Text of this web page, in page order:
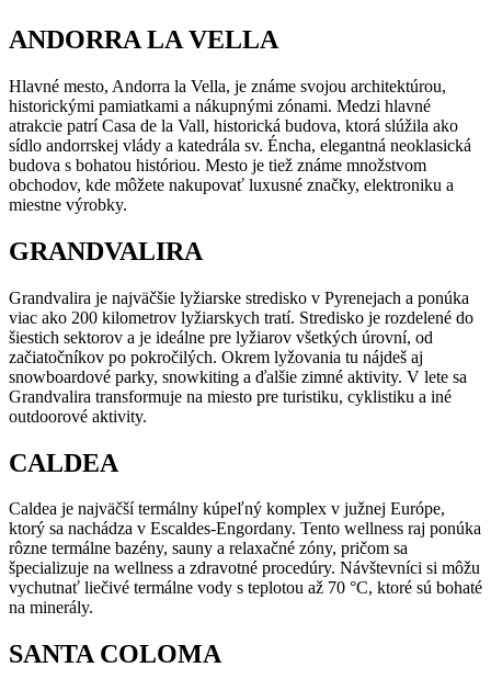
ANDORRA LA VELLA
Hlavné mesto, Andorra la Vella, je známe svojou architektúrou,
historickými pamiatkami a nákupnými zónami. Medzi hlavné
atrakcie patrí Casa de la Vall, historická budova, ktorá slúžila ako
sídlo andorrskej vlády a katedrála sv. Éncha, elegantná neoklasická
budova s bohatou históriou. Mesto je tiež známe množstvom
obchodov, kde môžete nakupovať luxusné značky, elektroniku a
miestne výrobky.
GRANDVALIRA
Grandvalira je najväčšie lyžiarske stredisko v Pyrenejach a ponúka
viac ako 200 kilometrov lyžiarskych tratí. Stredisko je rozdelené do
šiestich sektorov a je ideálne pre lyžiarov všetkých úrovní, od
začiatočníkov po pokročilých. Okrem lyžovania tu nájdeš aj
snowboardové parky, snowkiting a ďalšie zimné aktivity. V lete sa
Grandvalira transformuje na miesto pre turistiku, cyklistiku a iné
outdoorové aktivity.
CALDEA
Caldea je najväčší termálny kúpeľný komplex v južnej Európe,
ktorý sa nachádza v Escaldes-Engordany. Tento wellness raj ponúka
rôzne termálne bazény, sauny a relaxačné zóny, pričom sa
špecializuje na wellness a zdravotné procedúry. Návštevníci si môžu
vychutnať liečivé termálne vody s teplotou až 70 °C, ktoré sú bohaté
na minerály.
SANTA COLOMA